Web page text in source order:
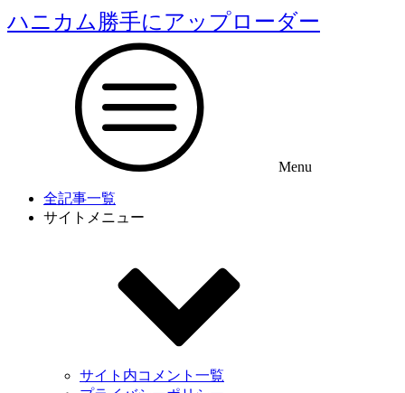
ハニカム勝手にアップローダー
Menu
全記事一覧
サイトメニュー
サイト内コメント一覧